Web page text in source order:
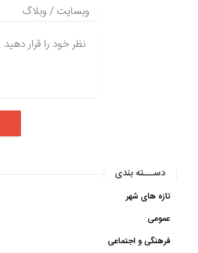
دســـته بندی
تازه های شهر
عمومی
فرهنگی و اجتماعی